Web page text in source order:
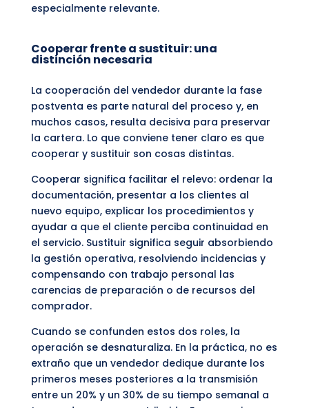
especialmente relevante.
Cooperar frente a sustituir: una
distinción necesaria
La cooperación del vendedor durante la fase
postventa es parte natural del proceso y, en
muchos casos, resulta decisiva para preservar
la cartera. Lo que conviene tener claro es que
cooperar y sustituir son cosas distintas.
Cooperar significa facilitar el relevo: ordenar la
documentación, presentar a los clientes al
nuevo equipo, explicar los procedimientos y
ayudar a que el cliente perciba continuidad en
el servicio. Sustituir significa seguir absorbiendo
la gestión operativa, resolviendo incidencias y
compensando con trabajo personal las
carencias de preparación o de recursos del
comprador.
Cuando se confunden estos dos roles, la
operación se desnaturaliza. En la práctica, no es
extraño que un vendedor dedique durante los
primeros meses posteriores a la transmisión
entre un 20% y un 30% de su tiempo semanal a